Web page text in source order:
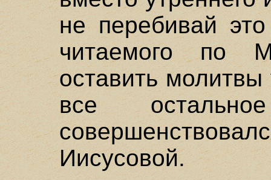
не перебивай
читаемого по
оставить
все
Иисусовой.